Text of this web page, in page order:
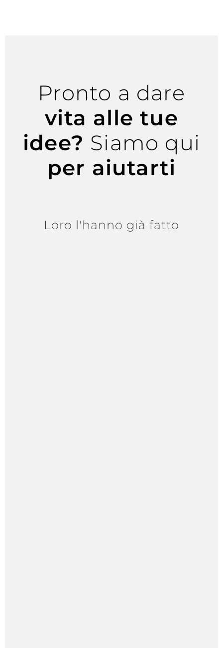
Pronto a dare
vita alle tue
idee? Siamo qui
per aiutarti
Loro l'hanno già fatto